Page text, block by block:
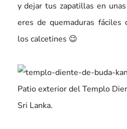
y dejar tus zapatillas en
eres de quemaduras fáciles
los calcetines 😉
Patio exterior del Templo
Sri Lanka.